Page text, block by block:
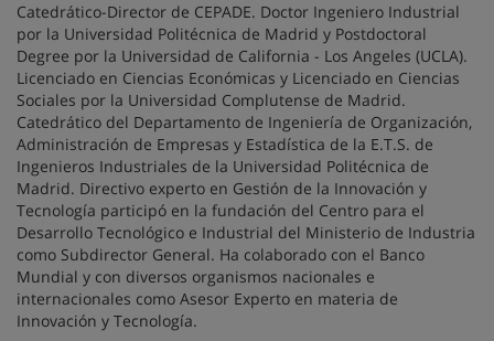
Catedrático-Director de CEPADE. Doctor Ingeniero Industrial
por la Universidad Politécnica de Madrid y Postdoctoral
Degree por la Universidad de California - Los Angeles (UCLA).
Licenciado en Ciencias Económicas y Licenciado en Ciencias
Sociales por la Universidad Complutense de Madrid.
Catedrático del Departamento de Ingeniería de Organización,
Administración de Empresas y Estadística de la E.T.S. de
Ingenieros Industriales de la Universidad Politécnica de
Madrid. Directivo experto en Gestión de la Innovación y
Tecnología participó en la fundación del Centro para el
Desarrollo Tecnológico e Industrial del Ministerio de Industria
como Subdirector General. Ha colaborado con el Banco
Mundial y con diversos organismos nacionales e
internacionales como Asesor Experto en materia de
Innovación y Tecnología.